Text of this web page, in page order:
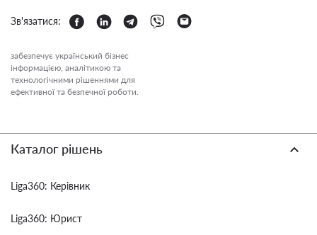
Зв'язатися:
забезпечує український бізнес
інформацією, аналітикою та
технологічними рішеннями для
ефективної та безпечної роботи.
Каталог рішень
Liga360: Керівник
Liga360: Юрист